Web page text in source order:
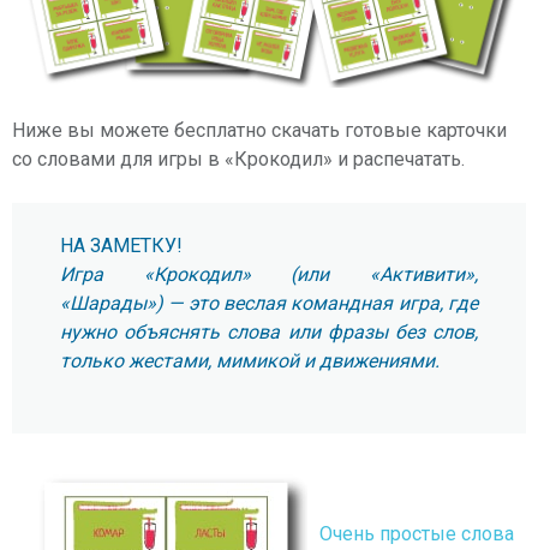
Ниже вы можете бесплатно скачать готовые карточки
со словами для игры в «Крокодил» и распечатать.
НА ЗАМЕТКУ!
Игра «Крокодил» (или «Активити»,
«Шарады») — это веслая командная игра, где
нужно объяснять слова или фразы без слов,
только жестами, мимикой и движениями.
Очень простые слова